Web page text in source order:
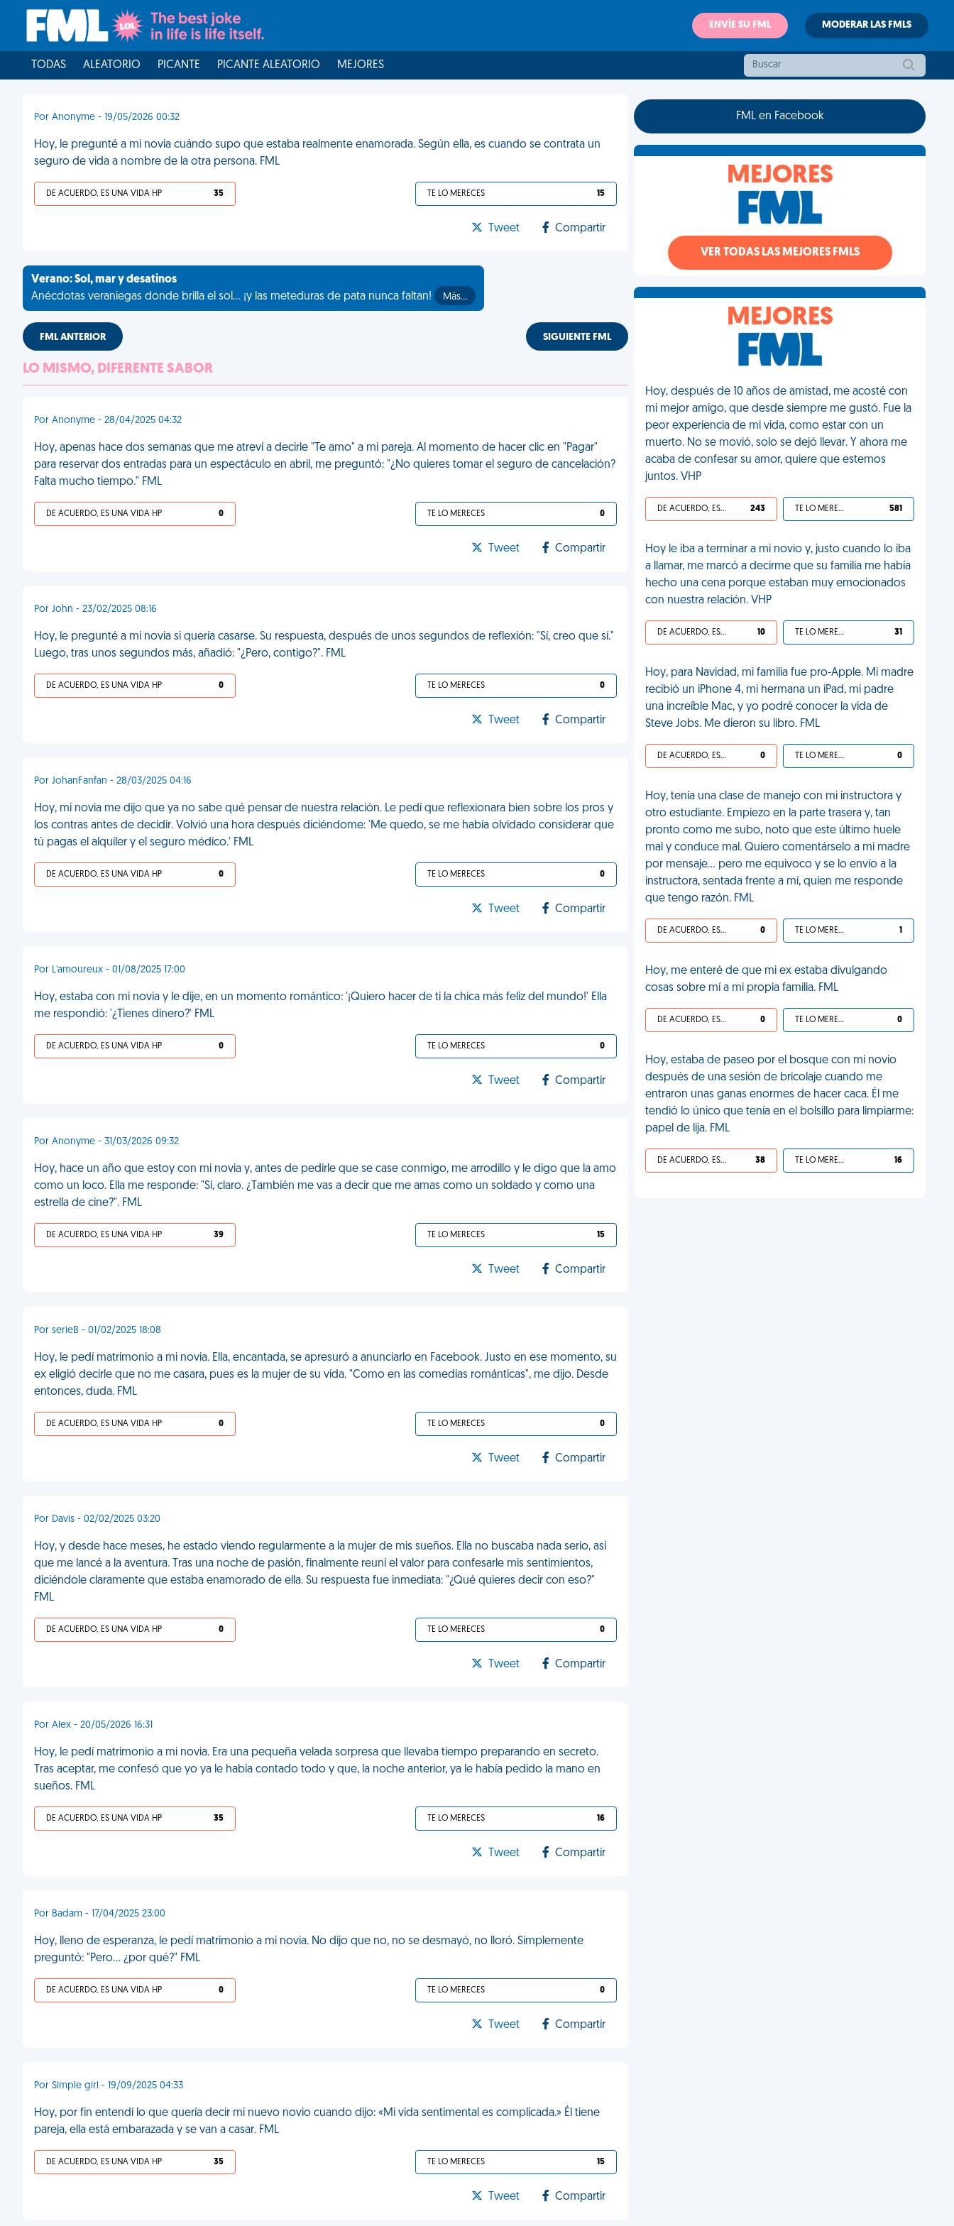
ENVÍE SU FML MODERAR LAS FMLS
TODAS ALEATORIO PICANTE PICANTE ALEATORIO MEJORES
Por Anonyme - 19/05/2026 00:32
Hoy, le pregunté a mi novia cuándo supo que estaba realmente enamorada. Según ella, es cuando se contrata un
seguro de vida a nombre de la otra persona. FML
DE ACUERDO, ES UNA VIDA HP 35 TE LO MERECES 15
Tweet Compartir
Verano: Sol, mar y desatinos
Anécdotas veraniegas donde brilla el sol... ¡y las meteduras de pata nunca faltan!
Más…
FML ANTERIOR SIGUIENTE FML
LO MISMO, DIFERENTE SABOR
Por Anonyme - 28/04/2025 04:32
Hoy, apenas hace dos semanas que me atreví a decirle "Te amo" a mi pareja. Al momento de hacer clic en "Pagar"
para reservar dos entradas para un espectáculo en abril, me preguntó: "¿No quieres tomar el seguro de cancelación?
Falta mucho tiempo." FML
DE ACUERDO, ES UNA VIDA HP 0 TE LO MERECES 0
Tweet Compartir
Por John - 23/02/2025 08:16
Hoy, le pregunté a mi novia si quería casarse. Su respuesta, después de unos segundos de reflexión: "Sí, creo que sí."
Luego, tras unos segundos más, añadió: "¿Pero, contigo?". FML
DE ACUERDO, ES UNA VIDA HP 0 TE LO MERECES 0
Tweet Compartir
Por JohanFanfan - 28/03/2025 04:16
Hoy, mi novia me dijo que ya no sabe qué pensar de nuestra relación. Le pedí que reflexionara bien sobre los pros y
los contras antes de decidir. Volvió una hora después diciéndome: 'Me quedo, se me había olvidado considerar que
tú pagas el alquiler y el seguro médico.' FML
DE ACUERDO, ES UNA VIDA HP 0 TE LO MERECES 0
Tweet Compartir
Por L'amoureux - 01/08/2025 17:00
Hoy, estaba con mi novia y le dije, en un momento romántico: '¡Quiero hacer de ti la chica más feliz del mundo!' Ella
me respondió: '¿Tienes dinero?' FML
DE ACUERDO, ES UNA VIDA HP 0 TE LO MERECES 0
Tweet Compartir
Por Anonyme - 31/03/2026 09:32
Hoy, hace un año que estoy con mi novia y, antes de pedirle que se case conmigo, me arrodillo y le digo que la amo
como un loco. Ella me responde: "Sí, claro. ¿También me vas a decir que me amas como un soldado y como una
estrella de cine?". FML
DE ACUERDO, ES UNA VIDA HP 39 TE LO MERECES 15
Tweet Compartir
Por serieB - 01/02/2025 18:08
Hoy, le pedí matrimonio a mi novia. Ella, encantada, se apresuró a anunciarlo en Facebook. Justo en ese momento, su
ex eligió decirle que no me casara, pues es la mujer de su vida. "Como en las comedias románticas", me dijo. Desde
entonces, duda. FML
DE ACUERDO, ES UNA VIDA HP 0 TE LO MERECES 0
Tweet Compartir
Por Davis - 02/02/2025 03:20
Hoy, y desde hace meses, he estado viendo regularmente a la mujer de mis sueños. Ella no buscaba nada serio, así
que me lancé a la aventura. Tras una noche de pasión, finalmente reuní el valor para confesarle mis sentimientos,
diciéndole claramente que estaba enamorado de ella. Su respuesta fue inmediata: "¿Qué quieres decir con eso?"
FML
DE ACUERDO, ES UNA VIDA HP 0 TE LO MERECES 0
Tweet Compartir
Por Alex - 20/05/2026 16:31
Hoy, le pedí matrimonio a mi novia. Era una pequeña velada sorpresa que llevaba tiempo preparando en secreto.
Tras aceptar, me confesó que yo ya le había contado todo y que, la noche anterior, ya le había pedido la mano en
sueños. FML
DE ACUERDO, ES UNA VIDA HP 35 TE LO MERECES 16
Tweet Compartir
Por Badam - 17/04/2025 23:00
Hoy, lleno de esperanza, le pedí matrimonio a mi novia. No dijo que no, no se desmayó, no lloró. Simplemente
preguntó: "Pero... ¿por qué?" FML
DE ACUERDO, ES UNA VIDA HP 0 TE LO MERECES 0
Tweet Compartir
Por Simple girl - 19/09/2025 04:33
Hoy, por fin entendí lo que quería decir mi nuevo novio cuando dijo: «Mi vida sentimental es complicada.» Él tiene
pareja, ella está embarazada y se van a casar. FML
DE ACUERDO, ES UNA VIDA HP 35 TE LO MERECES 15
Tweet Compartir
FML en Facebook
MEJORES
VER TODAS LAS MEJORES FMLS
MEJORES
Hoy, después de 10 años de amistad, me acosté con
mi mejor amigo, que desde siempre me gustó. Fue la
peor experiencia de mi vida, como estar con un
muerto. No se movió, solo se dejó llevar. Y ahora me
acaba de confesar su amor, quiere que estemos
juntos. VHP
DE ACUERDO, ES UNA VIDA HP 243 TE LO MERECES 581
Hoy le iba a terminar a mi novio y, justo cuando lo iba
a llamar, me marcó a decirme que su familia me había
hecho una cena porque estaban muy emocionados
con nuestra relación. VHP
DE ACUERDO, ES UNA VIDA HP 10 TE LO MERECES 31
Hoy, para Navidad, mi familia fue pro-Apple. Mi madre
recibió un iPhone 4, mi hermana un iPad, mi padre
una increíble Mac, y yo podré conocer la vida de
Steve Jobs. Me dieron su libro. FML
DE ACUERDO, ES UNA VIDA HP 0 TE LO MERECES 0
Hoy, tenía una clase de manejo con mi instructora y
otro estudiante. Empiezo en la parte trasera y, tan
pronto como me subo, noto que este último huele
mal y conduce mal. Quiero comentárselo a mi madre
por mensaje... pero me equivoco y se lo envío a la
instructora, sentada frente a mí, quien me responde
que tengo razón. FML
DE ACUERDO, ES UNA VIDA HP 0 TE LO MERECES 1
Hoy, me enteré de que mi ex estaba divulgando
cosas sobre mí a mi propia familia. FML
DE ACUERDO, ES UNA VIDA HP 0 TE LO MERECES 0
Hoy, estaba de paseo por el bosque con mi novio
después de una sesión de bricolaje cuando me
entraron unas ganas enormes de hacer caca. Él me
tendió lo único que tenía en el bolsillo para limpiarme:
papel de lija. FML
DE ACUERDO, ES UNA VIDA HP 38 TE LO MERECES 16